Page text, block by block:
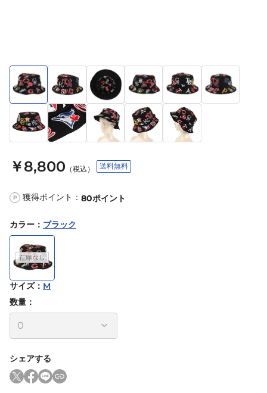
￥8,800 （税込） 送料無料
P 獲得ポイント： 80ポイント
カラー ： ブラック
サイズ： M
数量：
シェアする